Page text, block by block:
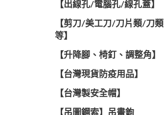
【出線孔/電腦孔/線孔蓋】
【剪刀/美工刀/刀片類/刀類
等】
【升降腳、椅釘、調整角】
【台灣現貨防疫用品】
【台灣製安全帽】
【吊圖鋼索】吊畫鉤